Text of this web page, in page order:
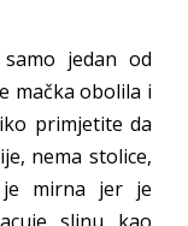
jedan od
mačka obolila i
primjetite da
nema stolice,
mirna jer je